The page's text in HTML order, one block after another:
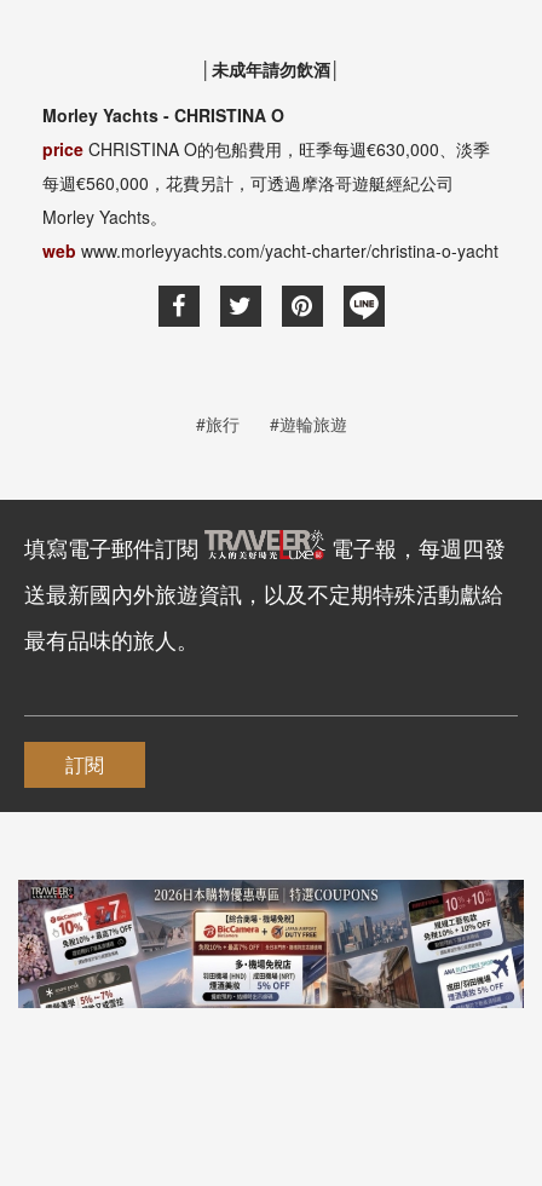
│未成年請勿飲酒│
Morley Yachts - CHRISTINA O
price CHRISTINA O的包船費用，旺季每週€630,000、淡季
每週€560,000，花費另計，可透過摩洛哥遊艇經紀公司
Morley Yachts。
web www.morleyyachts.com/yacht-charter/christina-o-yacht
#旅行 #遊輪旅遊
填寫電子郵件訂閱
電子報，每週四發
送最新國內外旅遊資訊，以及不定期特殊活動獻給
最有品味的旅人。
訂閱